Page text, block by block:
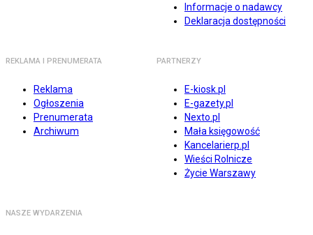
Informacje o nadawcy
Deklaracja dostępności
REKLAMA I PRENUMERATA
Reklama
Ogłoszenia
Prenumerata
Archiwum
PARTNERZY
E-kiosk.pl
E-gazety.pl
Nexto.pl
Mała księgowość
Kancelarierp.pl
Wieści Rolnicze
Życie Warszawy
NASZE WYDARZENIA